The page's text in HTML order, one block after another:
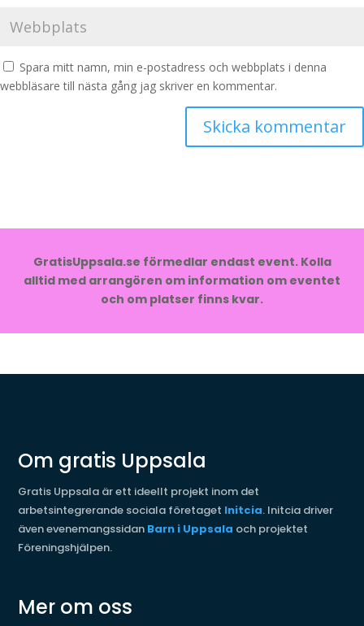
Spara mitt namn, min e-postadress och webbplats i denna
webbläsare till nästa gång jag skriver en kommentar.
GratisUppsala.se förmedlar endast event. Kolla
alltid med arrangören om information om eventet
och om platser finns kvar.
Om gratis Uppsala
Gratis Uppsala är ett ideellt projekt inom det
arbetsintegrerande sociala företaget Initcia. Initcia driver
även evenemangssidan Barn i Uppsala och projektet
Föreningshjälpen.
Mer om oss